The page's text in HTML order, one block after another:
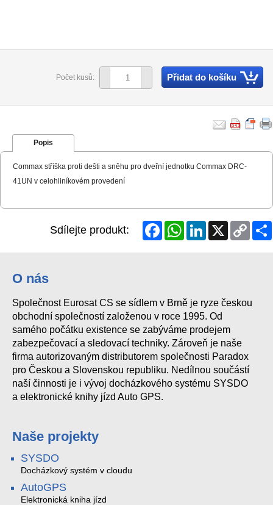
Počet kusů: Přidat do košíku
Popis
Commax stříška proti dešti a sněhu pro dveřní jednotku Commax DRC-
41UN v celohliníkovém provedení
Sdílejte produkt: FacebookWhatsAppLinkedInX
Copy
Link
O nás
Společnost Eurosat CS se sídlem v Brně je ryze českou
obchodní společností založenou v roce 1995. Od
samého počátku existence se zabýváme prodejem
zabezpečovací a sledovací techniky. Zároveň je naše
firma autorizovaným distributorem společnosti Paradox
pro Českou a Slovenskou republiku. Nedílnou součástí
naší činnosti je i vývoj docházkového systému SYSDO
a elektronické knihy jízd Auto GPS.
Naše projekty
SYSDO
Docházkový systém v cloudu
AutoGPS
Elektronická kniha jízd